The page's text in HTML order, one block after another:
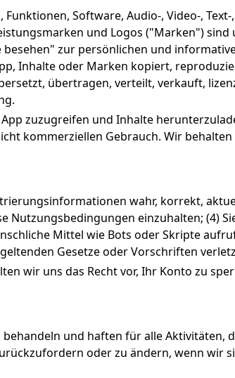
Software, Audio-, Video-, Text-
und Logos ("Marken") sind
zur persönlichen und
Inhalte oder Marken kopiert,
übertragen, verteilt, verkauft,
zuzugreifen und Inhalte
kommerziellen Gebrauch. Wir
wahr, korrekt,
Nutzungsbedingungen einzuhalten; (4)
Mittel wie Bots oder Skripte
Gesetze oder Vorschriften
wir uns das Recht vor, Ihr Konto zu
und haften für alle Aktivitäten,
oder zu ändern, wenn wir